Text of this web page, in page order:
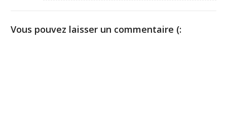
Vous pouvez laisser un commentaire (: